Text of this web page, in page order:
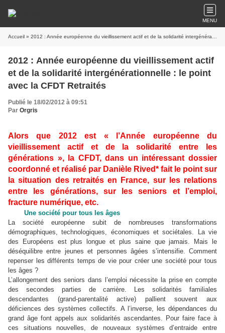
MENU
Accueil » 2012 : Année européenne du vieillissement actif et de la solidarité intergénérationnelle : le point avec la CFDT Retraités
2012 : Année européenne du vieillissement actif
et de la solidarité intergénérationnelle : le point
avec la CFDT Retraités
Publié le 18/02/2012 à 09:51
Par Orgris
Alors que 2012 est « l’Année européenne du
vieillissement actif et de la solidarité entre les
générations », la CFDT, dans un intéressant dossier
coordonné et réalisé par Danièle Rived* fait le point sur
la situation des retraités en France, sur les relations
entre les générations, sur les seniors et l’emploi,
fracture numérique, etc.
Une société pour tous les âges
La société européenne subit de nombreuses transformations
démographiques, technologiques, économiques et sociétales. La vie
des Européens est plus longue et plus saine que jamais. Mais le
déséquilibre entre jeunes et personnes âgées s’intensifie. Comment
repenser les différents temps de vie pour créer une société pour tous
les âges ?
L’allongement des seniors dans l’emploi nécessite la prise en compte
des secondes parties de carrière. Les solidarités familiales
descendantes (grand-parentalité active) pallient souvent aux
déficiences des systèmes collectifs. A l’inverse, les dépendances du
grand âge font appels aux solidarités ascendantes. Pour faire face à
ces situations nouvelles, de nouveaux systèmes d’entraide entre